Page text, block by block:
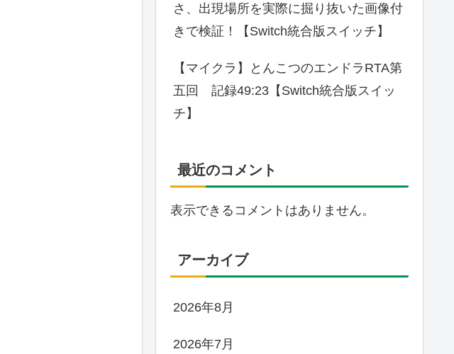
さ、出現場所を実際に掘り抜いた画像付
きで検証！【Switch統合版スイッチ】
【マイクラ】とんこつのエンドラRTA第
五回 記録49:23【Switch統合版スイッ
チ】
最近のコメント
表示できるコメントはありません。
アーカイブ
2026年8月
2026年7月